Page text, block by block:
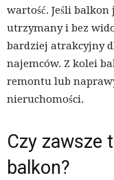
wartość. Jeśli
utrzymany i bez
bardziej atrakcyjny
najemców. Z kolei
remontu lub
nieruchomości.
Czy zawsze
balkon?